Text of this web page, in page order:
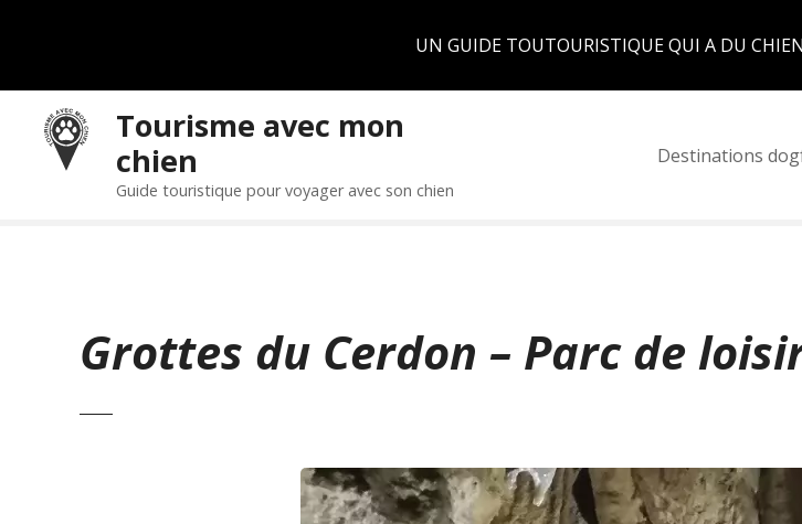
UN GUIDE TOUTOURISTIQUE QUI A DU CHIEN
Tourisme avec mon
chien
Guide touristique pour voyager avec son chien
Destinations
Grottes du Cerdon – Parc de